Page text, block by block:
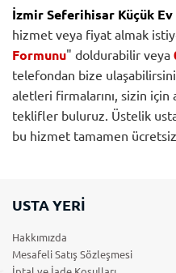
İzmir Seferihisar Küçük
hizmet veya fiyat almak
Formunu" doldurabilir veya
telefondan bize
aletleri firmalarını, sizin için
teklifler buluruz. Üstelik
bu hizmet tamamen
USTA YERİ
Hakkımızda
Mesafeli Satış Sözleşmesi